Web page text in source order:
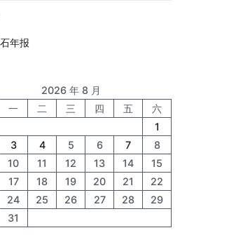
年报
2026 年 8 月
一 二 三 四 五
六
1
3 4 5 6 7
8
10 11 12 13 14
15
17 18 19 20 21
22
24 25 26 27 28
29
31